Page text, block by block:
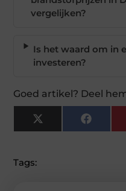
vergelijken?
Is het waard om in
investeren?
Goed artikel? Deel
X
(Twitter)
Tags: